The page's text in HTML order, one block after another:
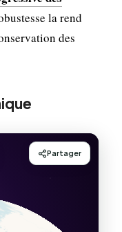
la rend
des